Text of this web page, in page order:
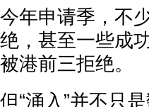
今年申请季，不
绝，甚至一些成
被港前三拒绝。
但“涌入”并不只